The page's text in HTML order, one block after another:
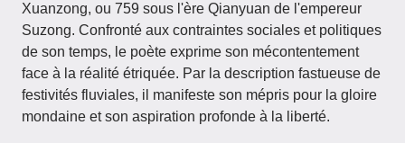
Xuanzong, ou 759 sous l'ère Qianyuan de l'empereur
Suzong. Confronté aux contraintes sociales et politiques
de son temps, le poète exprime son mécontentement
face à la réalité étriquée. Par la description fastueuse de
festivités fluviales, il manifeste son mépris pour la gloire
mondaine et son aspiration profonde à la liberté.